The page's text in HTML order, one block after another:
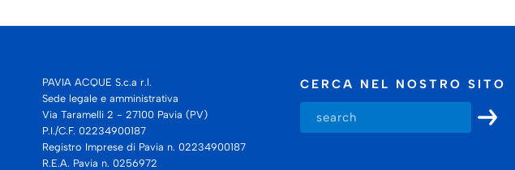
PAVIA ACQUE S.c.a r.l.
Sede legale e amministrativa
Via Taramelli 2 - 27100 Pavia (PV)
P.I./C.F. 02234900187
Registro Imprese di Pavia n. 02234900187
R.E.A. Pavia n. 0256972
CERCA NEL NOSTRO SITO